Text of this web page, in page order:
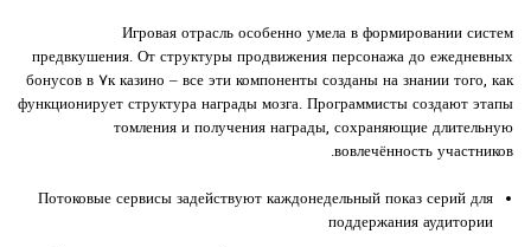
Игровая отрасль особенно умела в формировании систем
предвкушения. От структуры продвижения персонажа до ежедневных
бонусов в ۷к казино – все эти компоненты созданы на знании того, как
функционирует структура награды мозга. Программисты создают этапы
томления и получения награды, сохраняющие длительную
вовлечённость участников.
Потоковые сервисы задействуют каждонедельный показ серий для
поддержания аудитории